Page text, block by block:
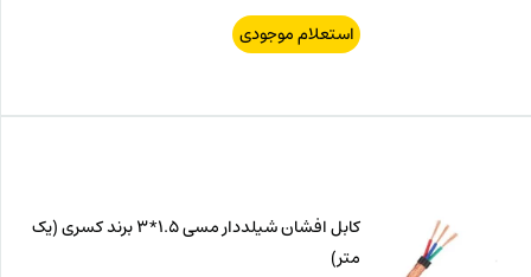
استعلام موجودی
کابل افشان شیلددار مسی 1.5*3 برند کسری (یک
متر)